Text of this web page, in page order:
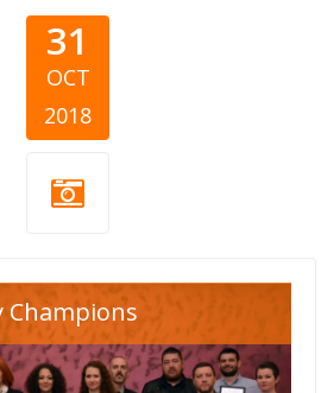
31
OCT
2018